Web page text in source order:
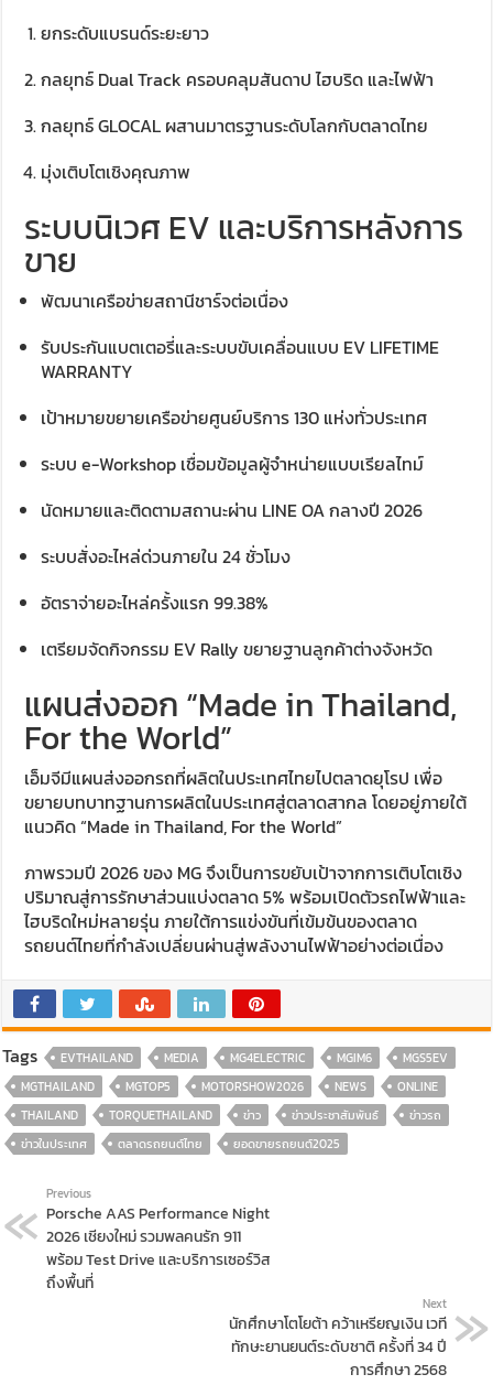
ยกระดับแบรนด์ระยะยาว
กลยุทธ์ Dual Track ครอบคลุมสันดาป ไฮบริด และไฟฟ้า
กลยุทธ์ GLOCAL ผสานมาตรฐานระดับโลกกับตลาดไทย
มุ่งเติบโตเชิงคุณภาพ
ระบบนิเวศ EV และบริการหลังการ
ขาย
พัฒนาเครือข่ายสถานีชาร์จต่อเนื่อง
รับประกันแบตเตอรี่และระบบขับเคลื่อนแบบ EV LIFETIME
WARRANTY
เป้าหมายขยายเครือข่ายศูนย์บริการ 130 แห่งทั่วประเทศ
ระบบ e-Workshop เชื่อมข้อมูลผู้จำหน่ายแบบเรียลไทม์
นัดหมายและติดตามสถานะผ่าน LINE OA กลางปี 2026
ระบบสั่งอะไหล่ด่วนภายใน 24 ชั่วโมง
อัตราจ่ายอะไหล่ครั้งแรก 99.38%
เตรียมจัดกิจกรรม EV Rally ขยายฐานลูกค้าต่างจังหวัด
แผนส่งออก “Made in Thailand,
For the World”
เอ็มจีมีแผนส่งออกรถที่ผลิตในประเทศไทยไปตลาดยุโรป เพื่อ
ขยายบทบาทฐานการผลิตในประเทศสู่ตลาดสากล โดยอยู่ภายใต้
แนวคิด “Made in Thailand, For the World”
ภาพรวมปี 2026 ของ MG จึงเป็นการขยับเป้าจากการเติบโตเชิง
ปริมาณสู่การรักษาส่วนแบ่งตลาด 5% พร้อมเปิดตัวรถไฟฟ้าและ
ไฮบริดใหม่หลายรุ่น ภายใต้การแข่งขันที่เข้มข้นของตลาด
รถยนต์ไทยที่กำลังเปลี่ยนผ่านสู่พลังงานไฟฟ้าอย่างต่อเนื่อง
Tags EVTHAILAND MEDIA MG4ELECTRIC MGIM6
MGS5EV
MGTHAILAND
MGTOP5 MOTORSHOW2026 NEWS
ONLINE
THAILAND
TORQUETHAILAND ข่าว ข่าวประชาสัมพันธ์
ข่าวรถ
ข่าวในประเทศ
ตลาดรถยนต์ไทย ยอดขายรถยนต์2025
Previous
Porsche AAS Performance Night
2026 เชียงใหม่ รวมพลคนรัก 911
พร้อม Test Drive และบริการเซอร์วิส
ถึงพื้นที่
Next
นักศึกษาโตโยต้า คว้าเหรียญเงิน เวที
ทักษะยานยนต์ระดับชาติ ครั้งที่ 34 ปี
การศึกษา 2568